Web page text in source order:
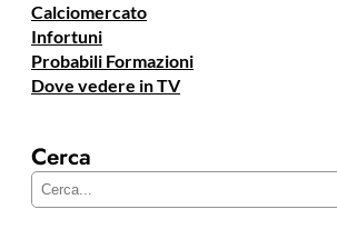
Calciomercato
Infortuni
Probabili Formazioni
Dove vedere in TV
Cerca
e